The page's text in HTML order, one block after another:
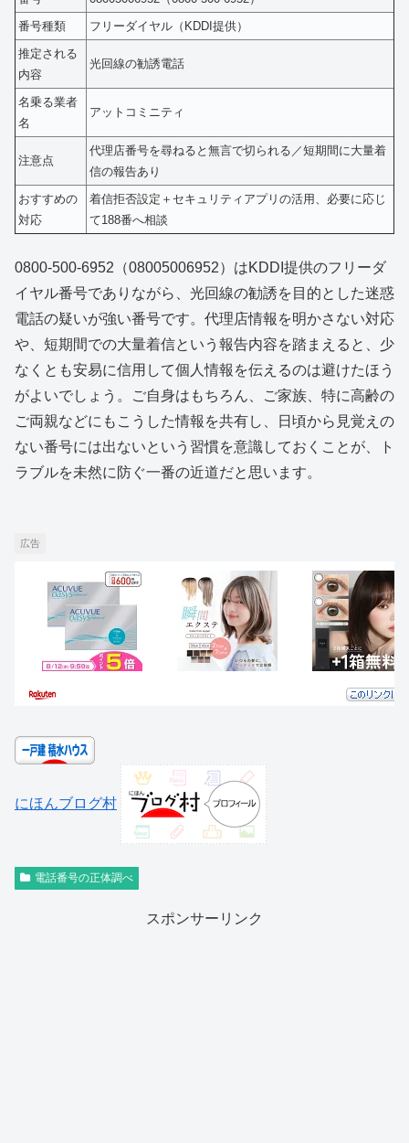
番号種類
フリーダイヤル（KDDI提供）
推定される
内容
光回線の勧誘電話
名乗る業者
名
アットコミニティ
注意点
代理店番号を尋ねると無言で切られる／短期間に大量着
信の報告あり
おすすめの
対応
着信拒否設定＋セキュリティアプリの活用、必要に応じ
て188番へ相談
0800-500-6952（08005006952）はKDDI提供のフリーダ
イヤル番号でありながら、光回線の勧誘を目的とした迷惑
電話の疑いが強い番号です。代理店情報を明かさない対応
や、短期間での大量着信という報告内容を踏まえると、少
なくとも安易に信用して個人情報を伝えるのは避けたほう
がよいでしょう。ご自身はもちろん、ご家族、特に高齢の
ご両親などにもこうした情報を共有し、日頃から見覚えの
ない番号には出ないという習慣を意識しておくことが、ト
ラブルを未然に防ぐ一番の近道だと思います。
広告
にほんブログ村
電話番号の正体調べ
スポンサーリンク